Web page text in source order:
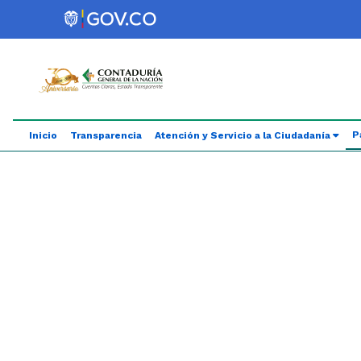
Saltar al contenido principal
Abrir menú de accesibilidad
Inicio Transparencia Atención y Servicio a la Ciudadanía